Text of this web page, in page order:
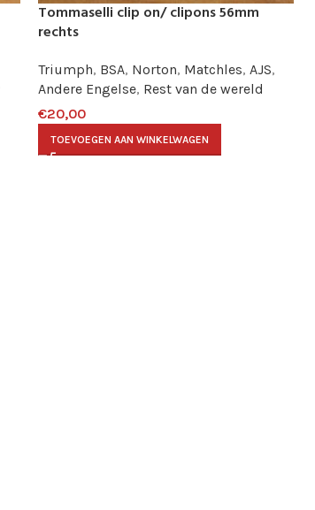
Tommaselli clip on/ clipons 56mm
rechts
Triumph, BSA, Norton, Matchles, AJS,
Andere Engelse, Rest van de wereld
€20,00
TOEVOEGEN AAN WINKELWAGEN